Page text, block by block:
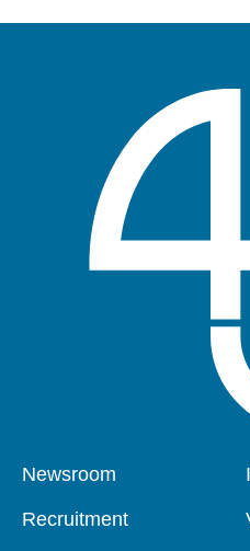
Pied
Newsroom
Recruitment